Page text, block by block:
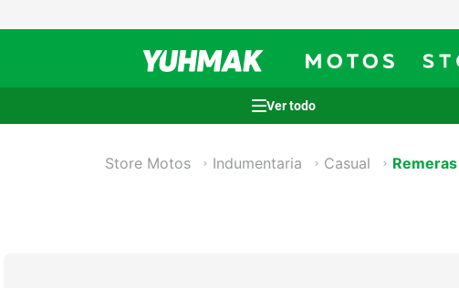
Store Motos Indumentaria Casual Remeras